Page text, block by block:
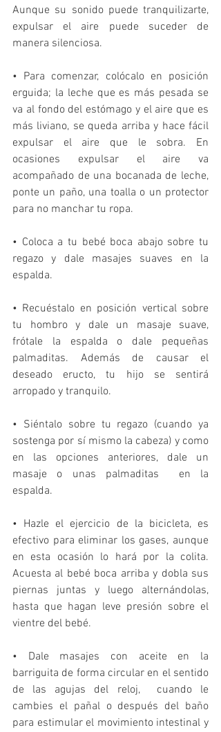
Aunque su sonido puede tranquilizarte,
expulsar el aire puede suceder de
manera silenciosa.
• Para comenzar, colócalo en posición
erguida; la leche que es más pesada se
va al fondo del estómago y el aire que es
más liviano, se queda arriba y hace fácil
expulsar el aire que le sobra. En
ocasiones expulsar el aire va
acompañado de una bocanada de leche,
ponte un paño, una toalla o un protector
para no manchar tu ropa.
• Coloca a tu bebé boca abajo sobre tu
regazo y dale masajes suaves en la
espalda.
• Recuéstalo en posición vertical sobre
tu hombro y dale un masaje suave,
frótale la espalda o dale pequeñas
palmaditas. Además de causar el
deseado eructo, tu hijo se sentirá
arropado y tranquilo.
• Siéntalo sobre tu regazo (cuando ya
sostenga por sí mismo la cabeza) y como
en las opciones anteriores, dale un
masaje o unas palmaditas  en la
espalda.
• Hazle el ejercicio de la bicicleta, es
efectivo para eliminar los gases, aunque
en esta ocasión lo hará por la colita.
Acuesta al bebé boca arriba y dobla sus
piernas juntas y luego alternándolas,
hasta que hagan leve presión sobre el
vientre del bebé.
• Dale masajes con aceite en la
barriguita de forma circular en el sentido
de las agujas del reloj,  cuando le
cambies el pañal o después del baño
para estimular el movimiento intestinal y